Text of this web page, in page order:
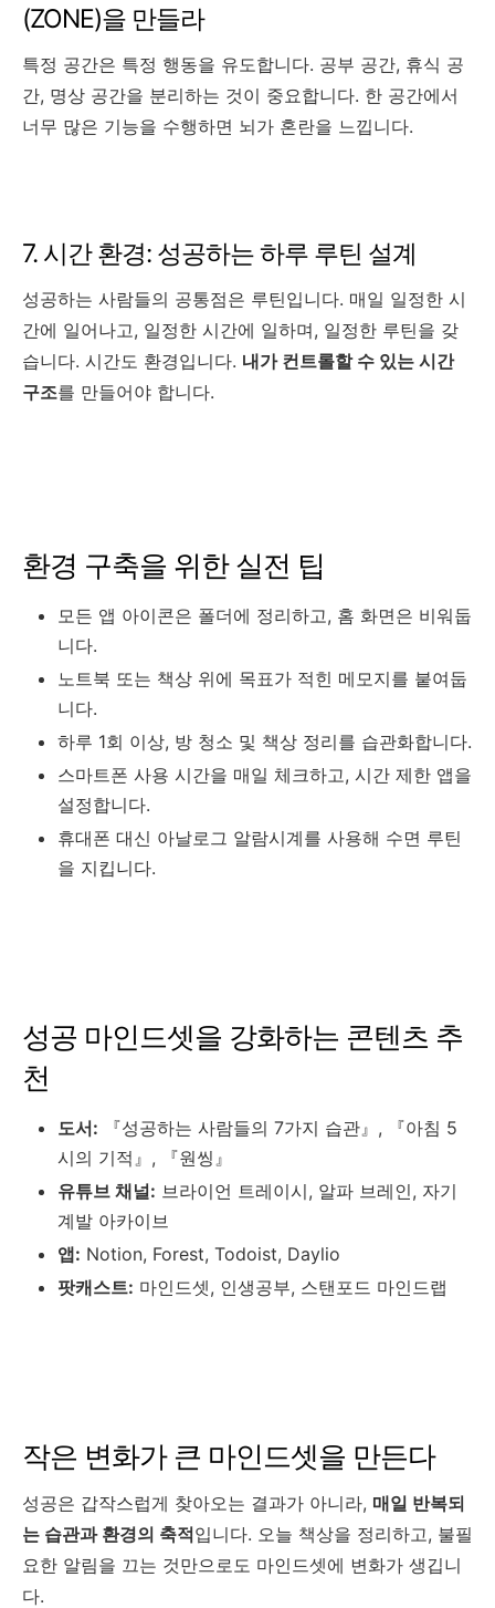
(ZONE)을 만들라
특정 공간은 특정 행동을 유도합니다. 공부 공간, 휴식 공
간, 명상 공간을 분리하는 것이 중요합니다. 한 공간에서
너무 많은 기능을 수행하면 뇌가 혼란을 느낍니다.
7. 시간 환경: 성공하는 하루 루틴 설계
성공하는 사람들의 공통점은 루틴입니다. 매일 일정한 시
간에 일어나고, 일정한 시간에 일하며, 일정한 루틴을 갖
습니다. 시간도 환경입니다. 내가 컨트롤할 수 있는 시간
구조를 만들어야 합니다.
환경 구축을 위한 실전 팁
모든 앱 아이콘은 폴더에 정리하고, 홈 화면은 비워둡
니다.
노트북 또는 책상 위에 목표가 적힌 메모지를 붙여둡
니다.
하루 1회 이상, 방 청소 및 책상 정리를 습관화합니다.
스마트폰 사용 시간을 매일 체크하고, 시간 제한 앱을
설정합니다.
휴대폰 대신 아날로그 알람시계를 사용해 수면 루틴
을 지킵니다.
성공 마인드셋을 강화하는 콘텐츠 추
천
도서: 『성공하는 사람들의 7가지 습관』, 『아침 5
시의 기적』, 『원씽』
유튜브 채널: 브라이언 트레이시, 알파 브레인, 자기
계발 아카이브
앱: Notion, Forest, Todoist, Daylio
팟캐스트: 마인드셋, 인생공부, 스탠포드 마인드랩
작은 변화가 큰 마인드셋을 만든다
성공은 갑작스럽게 찾아오는 결과가 아니라, 매일 반복되
는 습관과 환경의 축적입니다. 오늘 책상을 정리하고, 불필
요한 알림을 끄는 것만으로도 마인드셋에 변화가 생깁니
다.